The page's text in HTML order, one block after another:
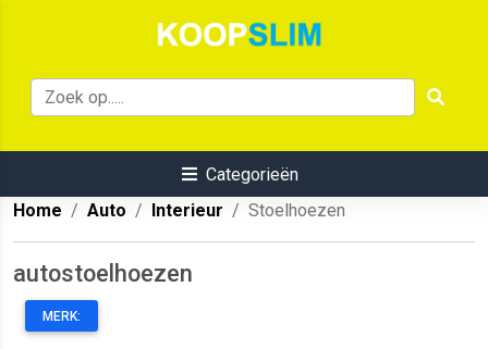
Categorieën
Home
Auto Interieur Stoelhoezen
autostoelhoezen
MERK: